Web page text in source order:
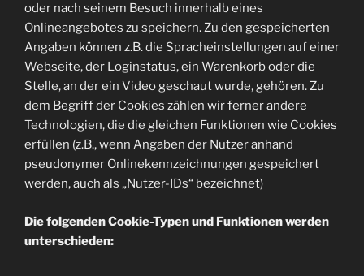
oder nach seinem Besuch innerhalb eines
Onlineangebotes zu speichern. Zu den gespeicherten
Angaben können z.B. die Spracheinstellungen auf einer
Webseite, der Loginstatus, ein Warenkorb oder die
Stelle, an der ein Video geschaut wurde, gehören. Zu
dem Begriff der Cookies zählen wir ferner andere
Technologien, die die gleichen Funktionen wie Cookies
erfüllen (z.B., wenn Angaben der Nutzer anhand
pseudonymer Onlinekennzeichnungen gespeichert
werden, auch als „Nutzer-IDs“ bezeichnet)
Die folgenden Cookie-Typen und Funktionen werden
unterschieden: